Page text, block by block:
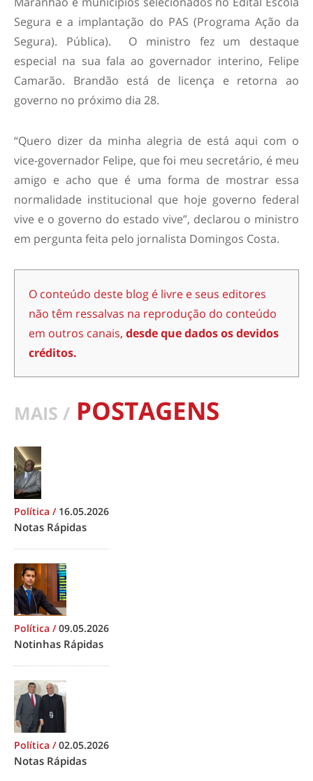
Segura e a implantação do PAS (Programa Ação da
Segura). Pública). O ministro fez um destaque
especial na sua fala ao governador interino, Felipe
Camarão. Brandão está de licença e retorna ao
governo no próximo dia 28.
“Quero dizer da minha alegria de está aqui com o
vice-governador Felipe, que foi meu secretário, é meu
amigo e acho que é uma forma de mostrar essa
normalidade institucional que hoje governo federal
vive e o governo do estado vive”, declarou o ministro
em pergunta feita pelo jornalista Domingos Costa.
O conteúdo deste blog é livre e seus editores
não têm ressalvas na reprodução do conteúdo
em outros canais, desde que dados os devidos
créditos.
MAIS / POSTAGENS
Política / 16.05.2026
Notas Rápidas
Política /09.05.2026
Notinhas Rápidas
Política /02.05.2026
Notas Rápidas